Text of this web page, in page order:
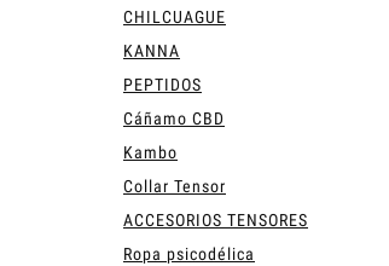
CHILCUAGUE
KANNA
PEPTIDOS
Cáñamo CBD
Kambo
Collar Tensor
ACCESORIOS TENSORES
Ropa psicodélica